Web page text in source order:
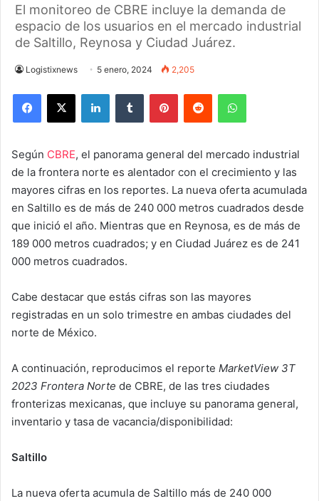
El monitoreo de CBRE incluye la demanda de
espacio de los usuarios en el mercado industrial
de Saltillo, Reynosa y Ciudad Juárez.
Logistixnews 5 enero, 2024 2,205
Según CBRE, el panorama general del mercado industrial
de la frontera norte es alentador con el crecimiento y las
mayores cifras en los reportes. La nueva oferta acumulada
en Saltillo es de más de 240 000 metros cuadrados desde
que inició el año. Mientras que en Reynosa, es de más de
189 000 metros cuadrados; y en Ciudad Juárez es de 241
000 metros cuadrados.
Cabe destacar que estás cifras son las mayores
registradas en un solo trimestre en ambas ciudades del
norte de México.
A continuación, reproducimos el reporte MarketView 3T
2023 Frontera Norte de CBRE, de las tres ciudades
fronterizas mexicanas, que incluye su panorama general,
inventario y tasa de vacancia/disponibilidad:
Saltillo
La nueva oferta acumula de Saltillo más de 240 000